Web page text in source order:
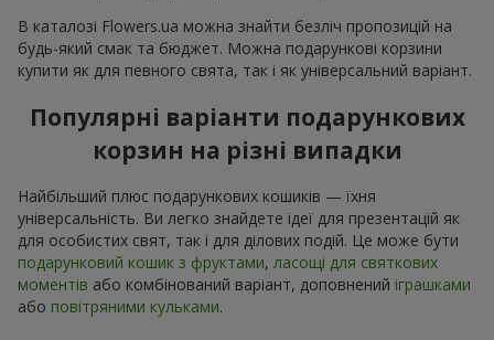
В каталозі Flowers.ua можна знайти безліч пропозицій на
будь-який смак та бюджет. Можна подарункові корзини
купити як для певного свята, так і як універсальний варіант.
Популярні варіанти подарункових
корзин на різні випадки
Найбільший плюс подарункових кошиків — їхня
універсальність. Ви легко знайдете ідеї для презентацій як
для особистих свят, так і для ділових подій. Це може бути
подарунковий кошик з фруктами, ласощі для святкових
моментів або комбінований варіант, доповнений іграшками
або повітряними кульками.